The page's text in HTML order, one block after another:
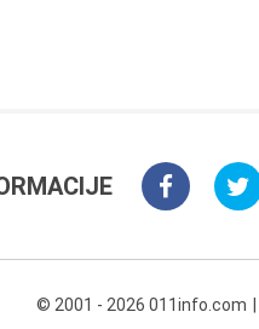
© 2001 - 2026 011info.com